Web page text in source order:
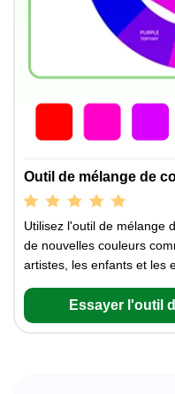
Outil de mélange de
Utilisez l'outil de mélange
de nouvelles couleurs
artistes, les enfants et les
Essayer l'outil